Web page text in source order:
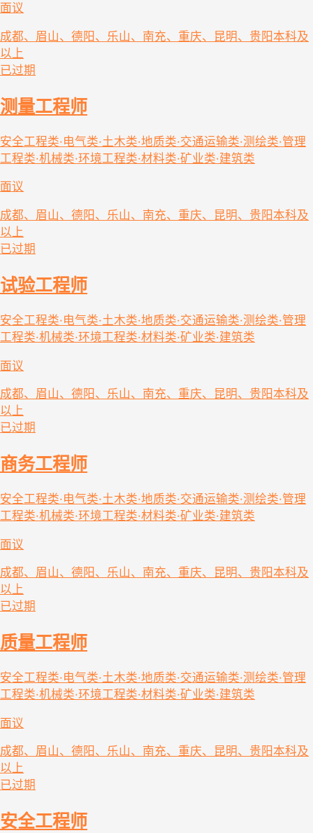
面议
成都、眉山、德阳、乐山、南充、重庆、昆明、贵阳本科及
以上
已过期
测量工程师
安全工程类·电气类·土木类·地质类·交通运输类·测绘类·管理
工程类·机械类·环境工程类·材料类·矿业类·建筑类
面议
成都、眉山、德阳、乐山、南充、重庆、昆明、贵阳本科及
以上
已过期
试验工程师
安全工程类·电气类·土木类·地质类·交通运输类·测绘类·管理
工程类·机械类·环境工程类·材料类·矿业类·建筑类
面议
成都、眉山、德阳、乐山、南充、重庆、昆明、贵阳本科及
以上
已过期
商务工程师
安全工程类·电气类·土木类·地质类·交通运输类·测绘类·管理
工程类·机械类·环境工程类·材料类·矿业类·建筑类
面议
成都、眉山、德阳、乐山、南充、重庆、昆明、贵阳本科及
以上
已过期
质量工程师
安全工程类·电气类·土木类·地质类·交通运输类·测绘类·管理
工程类·机械类·环境工程类·材料类·矿业类·建筑类
面议
成都、眉山、德阳、乐山、南充、重庆、昆明、贵阳本科及
以上
已过期
安全工程师